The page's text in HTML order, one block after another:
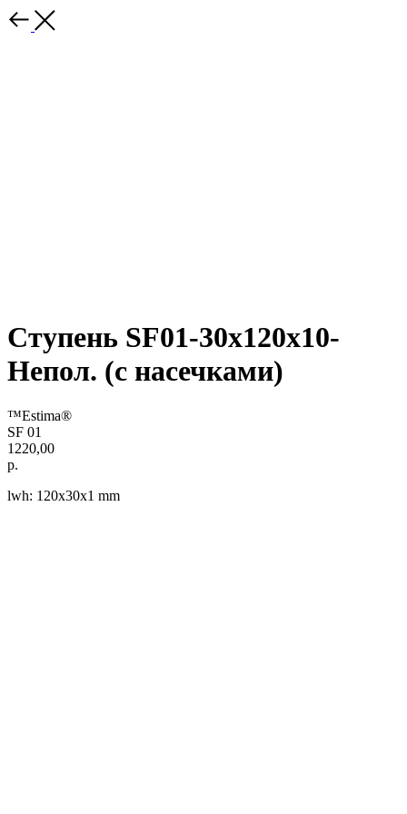
Ступень SF01-30x120x10-
Непол. (с насечками)
™Estima®
SF 01
1220,00
р.
lwh: 120x30x1 mm